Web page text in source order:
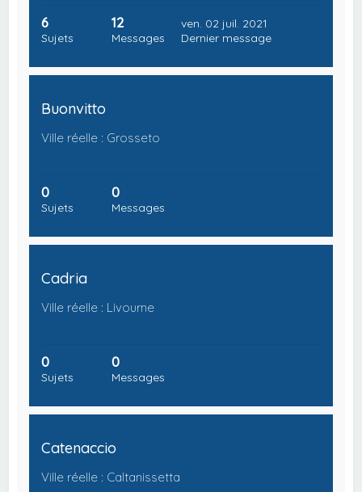
6
Sujets
12
Messages
ven. 02 juil. 2021
Dernier message
Buonvitto
Ville réelle : Grosseto
0
Sujets
0
Messages
Cadria
Ville réelle : Livourne
0
Sujets
0
Messages
Catenaccio
Ville réelle : Caltanissetta